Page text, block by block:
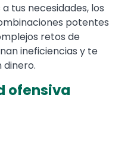
tus necesidades, los
potentes
retos de
ineficiencias y te
ofensiva